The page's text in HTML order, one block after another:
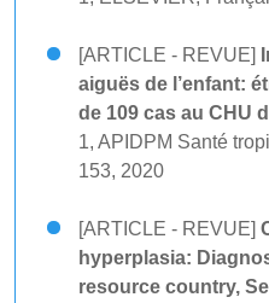
[ARTICLE - REVUE]
aiguës de l’enfant:
de 109 cas au CHU
1, APIDPM Santé
153, 2020
[ARTICLE - REVUE]
hyperplasia:
resource country,